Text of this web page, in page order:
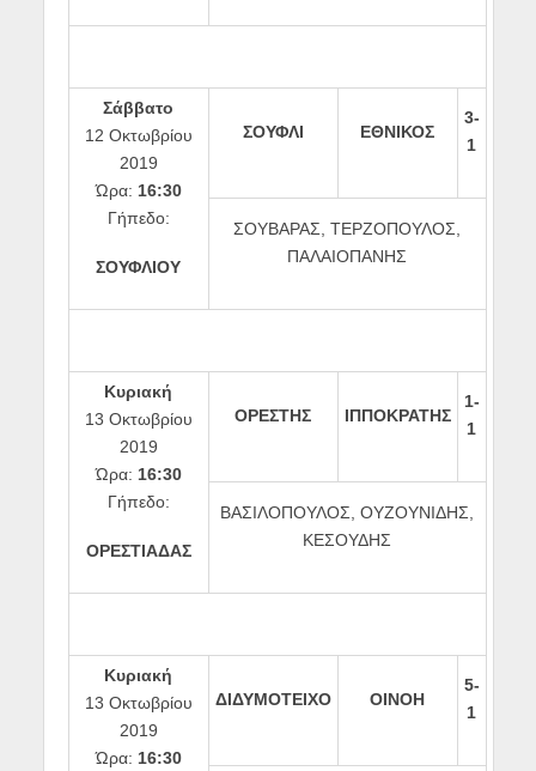
Σάββατο
12 Οκτωβρίου
2019
Ώρα: 16:30
Γήπεδο:
ΣΟΥΦΛΙΟΥ
ΣΟΥΦΛΙ ΕΘΝΙΚΟΣ
3-
1
ΣΟΥΒΑΡΑΣ, ΤΕΡΖΟΠΟΥΛΟΣ,
ΠΑΛΑΙΟΠΑΝΗΣ
Κυριακή
13 Οκτωβρίου
2019
Ώρα: 16:30
Γήπεδο:
ΟΡΕΣΤΙΑΔΑΣ
ΟΡΕΣΤΗΣ ΙΠΠΟΚΡΑΤΗΣ
1-
1
ΒΑΣΙΛΟΠΟΥΛΟΣ, ΟΥΖΟΥΝΙΔΗΣ,
ΚΕΣΟΥΔΗΣ
Κυριακή
13 Οκτωβρίου
2019
Ώρα: 16:30
ΔΙΔΥΜΟΤΕΙΧΟ ΟΙΝΟΗ
5-
1